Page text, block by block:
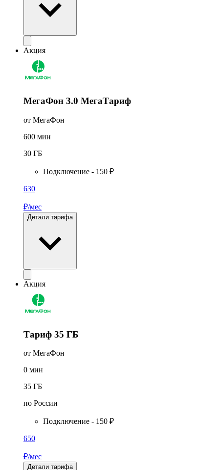
Акция
МегаФон 3.0 МегаТариф
от МегаФон
600 мин
30 ГБ
Подключение - 150 ₽
630
₽/мес
Детали тарифа
Акция
Тариф 35 ГБ
от МегаФон
0 мин
35 ГБ
по России
Подключение - 150 ₽
650
₽/мес
Детали тарифа